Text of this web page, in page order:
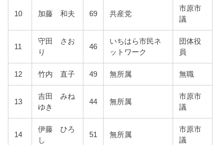
10 加藤 和夫 69 共産党
市原市
議
11
守田 さお
り
46
いちはら市民ネ
ットワーク
団体役
員
12 竹内 直子 49 無所属 無職
13
吉田 みね
ゆき
44 無所属
市原市
議
14
伊藤 ひろ
し
51 無所属
市原市
議